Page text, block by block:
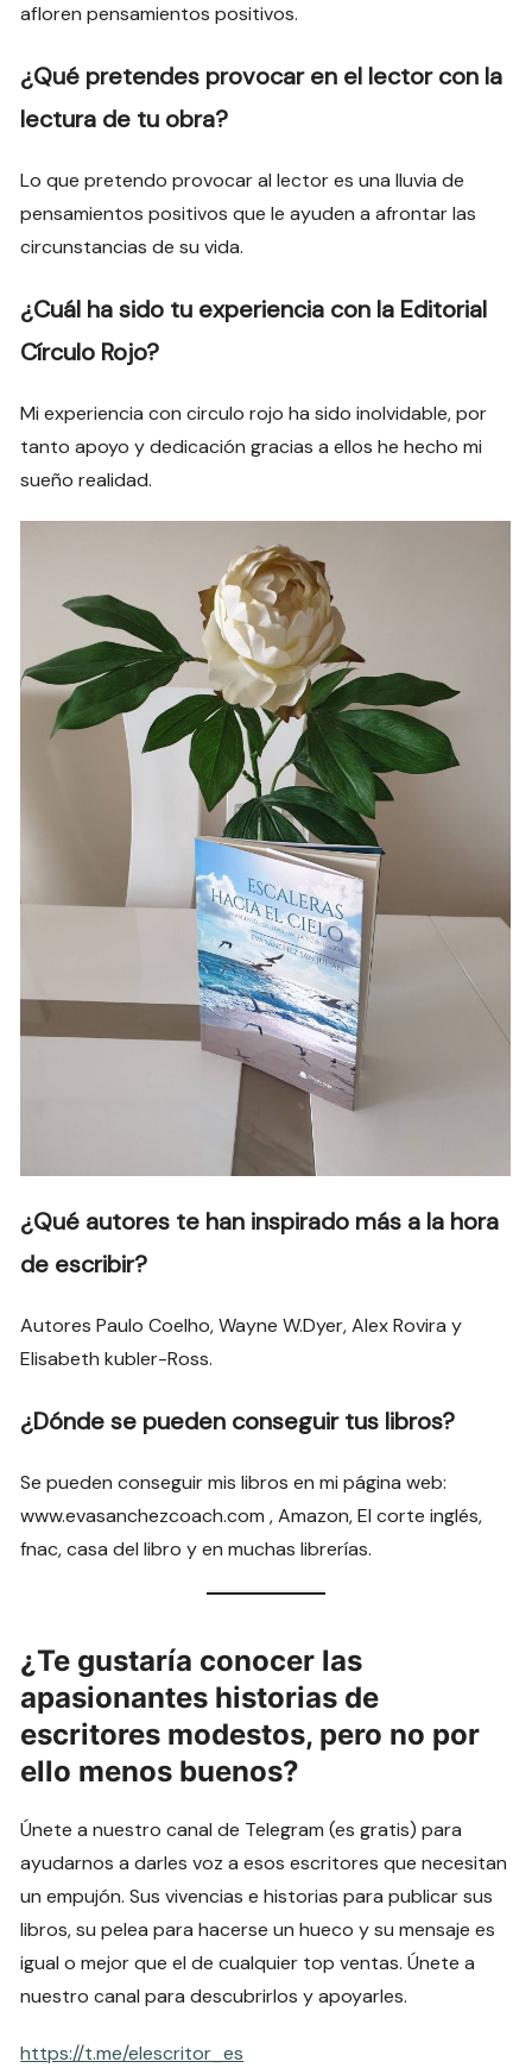
afloren pensamientos positivos.
¿Qué pretendes provocar en el lector con la
lectura de tu obra?
Lo que pretendo provocar al lector es una lluvia de
pensamientos positivos que le ayuden a afrontar las
circunstancias de su vida.
¿Cuál ha sido tu experiencia con la Editorial
Círculo Rojo?
Mi experiencia con circulo rojo ha sido inolvidable, por
tanto apoyo y dedicación gracias a ellos he hecho mi
sueño realidad.
¿Qué autores te han inspirado más a la hora
de escribir?
Autores Paulo Coelho, Wayne W.Dyer, Alex Rovira y
Elisabeth kubler-Ross.
¿Dónde se pueden conseguir tus libros?
Se pueden conseguir mis libros en mi página web:
www.evasanchezcoach.com , Amazon, El corte inglés,
fnac, casa del libro y en muchas librerías.
¿Te gustaría conocer las
apasionantes historias de
escritores modestos, pero no por
ello menos buenos?
Únete a nuestro canal de Telegram (es gratis) para
ayudarnos a darles voz a esos escritores que necesitan
un empujón. Sus vivencias e historias para publicar sus
libros, su pelea para hacerse un hueco y su mensaje es
igual o mejor que el de cualquier top ventas. Únete a
nuestro canal para descubrirlos y apoyarles.
https://t.me/elescritor_es